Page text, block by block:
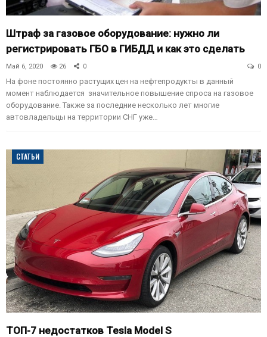
Штраф за газовое оборудование: нужно ли
регистрировать ГБО в ГИБДД и как это сделать
Май 6, 2020 26 0 0
На фоне постоянно растущих цен на нефтепродукты в данный
момент наблюдается значительное повышение спроса на газовое
оборудование. Также за последние несколько лет многие
автовладельцы на территории СНГ уже…
СТАТЬИ
ТОП-7 недостатков Tesla Model S